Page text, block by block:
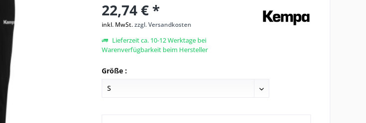
22,74 € *
inkl. MwSt.zzgl. Versandkosten
Lieferzeit ca. 10-12 Werktage bei
Warenverfügbarkeit beim Hersteller
Größe :